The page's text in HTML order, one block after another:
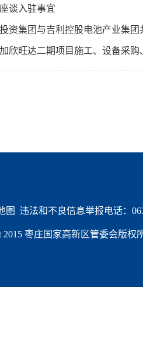
谈入驻事宜
资集团与吉利控股电池产业集团
欣旺达二期项目施工、设备采
图
违法和不良信息举报电话：
2015 枣庄国家高新区管委会版权